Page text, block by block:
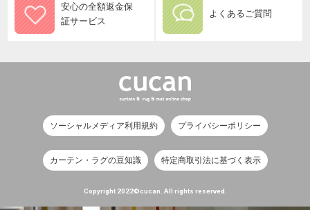
安心の全額返金保
証サービス
よくあるご質問
ソーシャルメディア利用規約 プライバシーポリシー
カーテン・ラグの豆知識 特定商取引法に基づく表示
Copyright 2022©cucan. All rights reserved.